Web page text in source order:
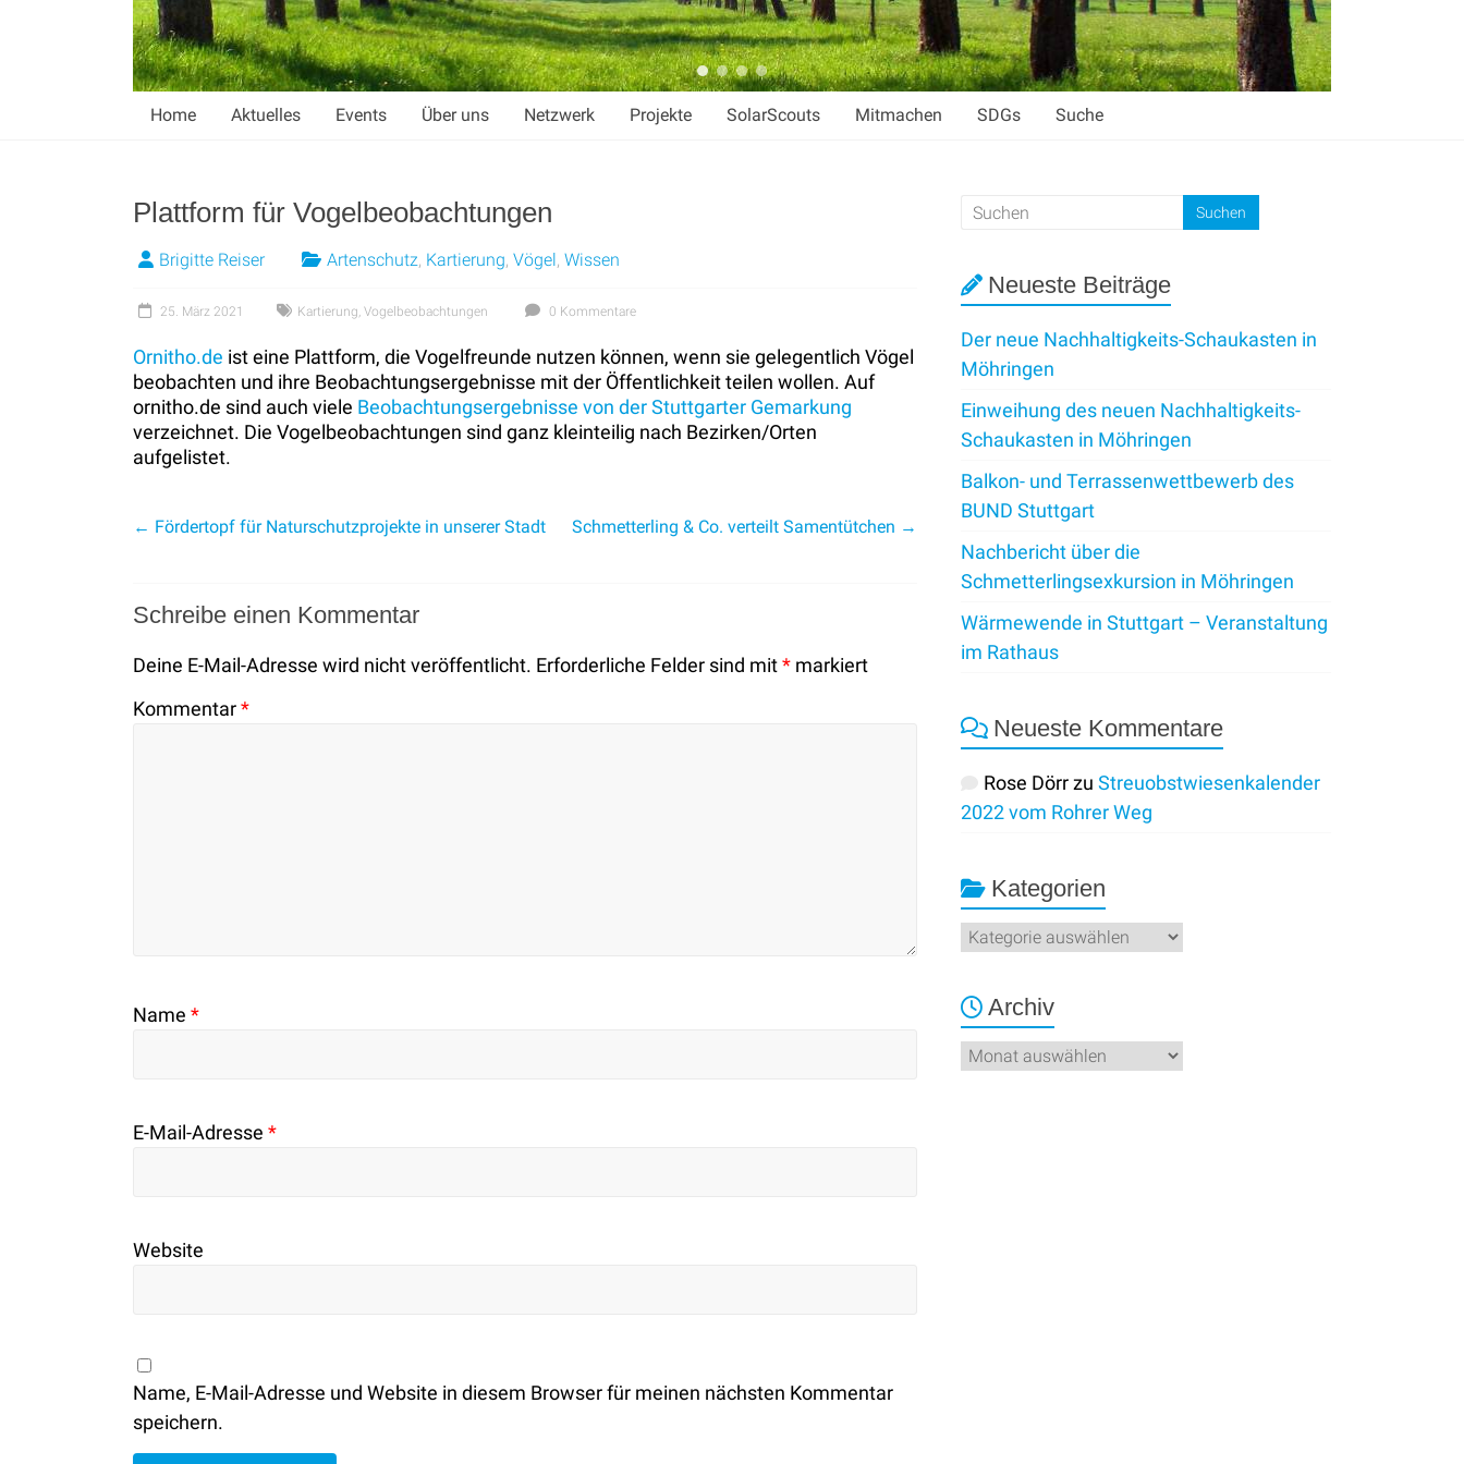
Home Aktuelles Events Über uns Netzwerk Projekte SolarScouts Mitmachen SDGs Suche
Plattform für Vogelbeobachtungen
Brigitte Reiser Artenschutz, Kartierung, Vögel, Wissen
25. März 2021 Kartierung, Vogelbeobachtungen 0 Kommentare
Ornitho.de ist eine Plattform, die Vogelfreunde nutzen können, wenn sie gelegentlich Vögel
beobachten und ihre Beobachtungsergebnisse mit der Öffentlichkeit teilen wollen. Auf
ornitho.de sind auch viele Beobachtungsergebnisse von der Stuttgarter Gemarkung
verzeichnet. Die Vogelbeobachtungen sind ganz kleinteilig nach Bezirken/Orten
aufgelistet.
← Fördertopf für Naturschutzprojekte in unserer Stadt Schmetterling & Co. verteilt Samentütchen →
Schreibe einen Kommentar
Deine E-Mail-Adresse wird nicht veröffentlicht. Erforderliche Felder sind mit* markiert
Kommentar*
Name *
E-Mail-Adresse *
Website
Name, E-Mail-Adresse und Website in diesem Browser für meinen nächsten Kommentar
speichern.
Neueste Beiträge
Der neue Nachhaltigkeits-Schaukasten in
Möhringen
Einweihung des neuen Nachhaltigkeits-
Schaukasten in Möhringen
Balkon- und Terrassenwettbewerb des
BUND Stuttgart
Nachbericht über die
Schmetterlingsexkursion in Möhringen
Wärmewende in Stuttgart – Veranstaltung
im Rathaus
Neueste Kommentare
Rose DörrzuStreuobstwiesenkalender
2022 vom Rohrer Weg
Kategorien
Kategorien
Archiv
Archiv